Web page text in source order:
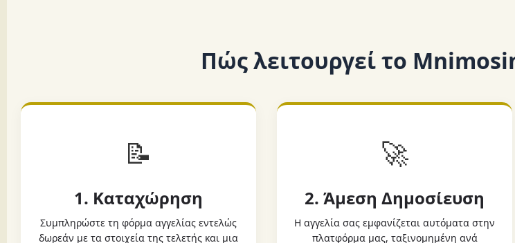
Πώς λειτουργεί το
📝
1. Καταχώρηση
Συμπληρώστε τη φόρμα αγγελίας εντελώς
δωρεάν με τα στοιχεία της τελετής και μια
🚀
2. Άμεση Δημοσίευση
Η αγγελία σας εμφανίζεται αυτόματα στην
πλατφόρμα μας, ταξινομημένη ανά